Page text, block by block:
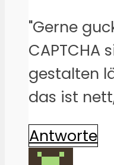
"Gerne
CAPTCHA
gestalten
das ist
Antworte